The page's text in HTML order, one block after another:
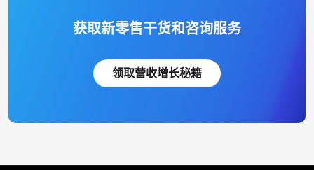
获取新零售干货和咨询服务
领取营收增长秘籍